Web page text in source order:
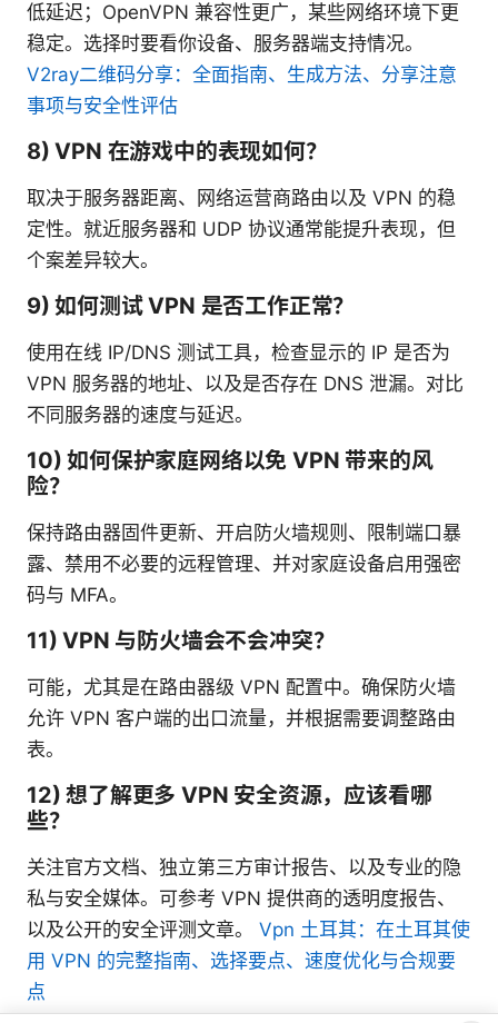
低延迟；OpenVPN 兼容性更广，某些网络环境下更
稳定。选择时要看你设备、服务器端支持情况。
V2ray二维码分享：全面指南、生成方法、分享注意
事项与安全性评估
8) VPN 在游戏中的表现如何？
取决于服务器距离、网络运营商路由以及 VPN 的稳
定性。就近服务器和 UDP 协议通常能提升表现，但
个案差异较大。
9) 如何测试 VPN 是否工作正常？
使用在线 IP/DNS 测试工具，检查显示的 IP 是否为
VPN 服务器的地址、以及是否存在 DNS 泄漏。对比
不同服务器的速度与延迟。
10) 如何保护家庭网络以免 VPN 带来的风
险？
保持路由器固件更新、开启防火墙规则、限制端口暴
露、禁用不必要的远程管理、并对家庭设备启用强密
码与 MFA。
11) VPN 与防火墙会不会冲突？
可能，尤其是在路由器级 VPN 配置中。确保防火墙
允许 VPN 客户端的出口流量，并根据需要调整路由
表。
12) 想了解更多 VPN 安全资源，应该看哪
些？
关注官方文档、独立第三方审计报告、以及专业的隐
私与安全媒体。可参考 VPN 提供商的透明度报告、
以及公开的安全评测文章。 Vpn 土耳其：在土耳其使
用 VPN 的完整指南、选择要点、速度优化与合规要
点